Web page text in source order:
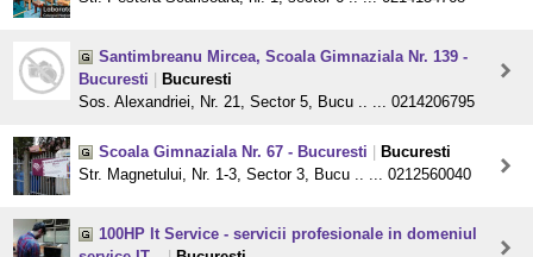
Santimbreanu Mircea, Scoala Gimnaziala Nr. 139 -
Bucuresti
Bucuresti
Sos. Alexandriei, Nr. 21, Sector 5, Bucu .. ... 0214206795
Scoala Gimnaziala Nr. 67 - Bucuresti
Bucuresti
Str. Magnetului, Nr. 1-3, Sector 3, Bucu .. ... 0212560040
100HP It Service - servicii profesionale in domeniul